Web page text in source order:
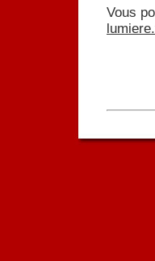
Vous